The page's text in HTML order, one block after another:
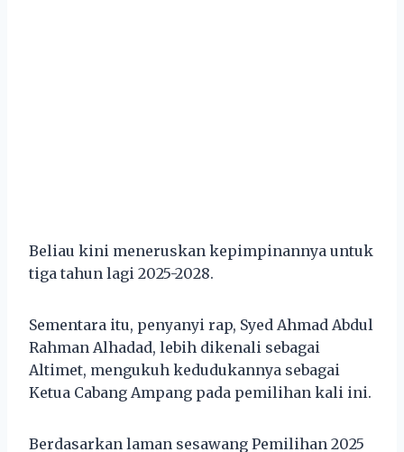
Beliau kini meneruskan kepimpinannya untuk
tiga tahun lagi 2025-2028.
Sementara itu, penyanyi rap, Syed Ahmad Abdul
Rahman Alhadad, lebih dikenali sebagai
Altimet, mengukuh kedudukannya sebagai
Ketua Cabang Ampang pada pemilihan kali ini.
Berdasarkan laman sesawang Pemilihan 2025